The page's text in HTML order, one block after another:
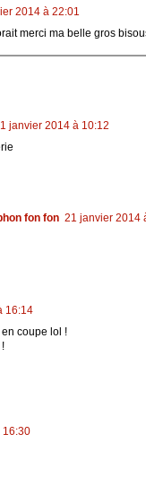
2014 à 22:01
merci ma belle gros
janvier 2014 à 10:12
fon fon 21 janvier 2014
16:14
coupe lol !
16:30